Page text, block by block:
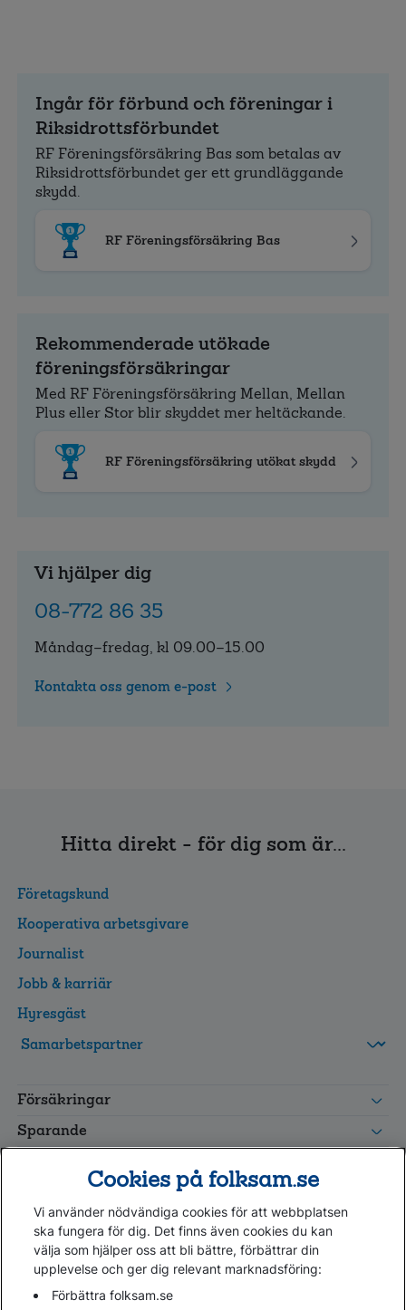
Ingår för förbund och föreningar i
Riksidrottsförbundet
RF Föreningsförsäkring Bas som betalas av
Riksidrottsförbundet ger ett grundläggande
skydd.
RF Föreningsförsäkring Bas
Rekommenderade utökade
föreningsförsäkringar
Med RF Föreningsförsäkring Mellan, Mellan
Plus eller Stor blir skyddet mer heltäckande.
RF Föreningsförsäkring utökat skydd
Vi hjälper dig
08-772 86 35
Måndag–fredag, kl 09.00–15.00
Kontakta oss genom e-post
Hitta direkt - för dig som är...
Företagskund
Kooperativa arbetsgivare
Journalist
Jobb & karriär
Hyresgäst
grupp
Leverantörswebb
Försäkringar
Sparande
Kundservice
Hjälp
Webbkarta
Cookies på folksam.se
Vi använder nödvändiga cookies för att webbplatsen
ska fungera för dig. Det finns även cookies du kan
välja som hjälper oss att bli bättre, förbättrar din
upplevelse och ger dig relevant marknadsföring:
Förbättra folksam.se